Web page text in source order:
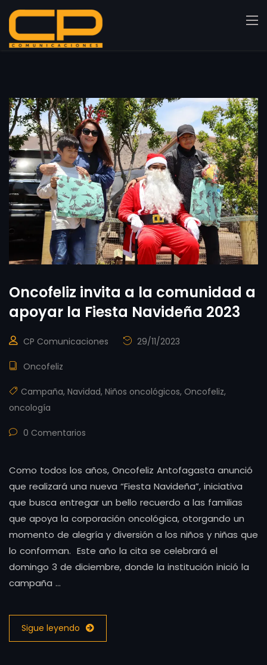
Oncofeliz invita a la comunidad a
apoyar la Fiesta Navideña 2023
CP Comunicaciones 29/11/2023
Oncofeliz
Campaña, Navidad, Niños oncológicos, Oncofeliz,
oncología
0 Comentarios
Como todos los años, Oncofeliz Antofagasta anunció
que realizará una nueva “Fiesta Navideña”, iniciativa
que busca entregar un bello recuerdo a las familias
que apoya la corporación oncológica, otorgando un
momento de alegría y diversión a los niños y niñas que
lo conforman. Este año la cita se celebrará el
domingo 3 de diciembre, donde la institución inició la
campaña …
Sigue leyendo